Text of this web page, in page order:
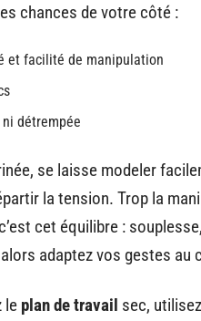
chances de votre côté :
et facilité de manipulation
détrempée
se laisse modeler
la tension. Trop la
cet équilibre :
adaptez vos gestes au
le plan de travail sec,